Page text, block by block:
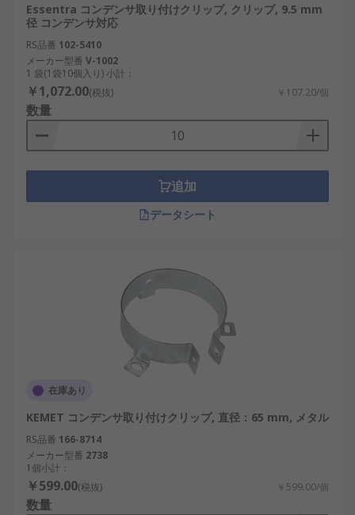
Essentra コンデンサ取り付けクリップ, クリップ, 9.5 mm
径 コンデンサ対応
RS品番 102-5410
メーカー型番 V-1002
1 袋(1袋10個入り) 小計：
￥1,072.00(税抜) ￥107.20/個
数量
追加
データシート
在庫あり
KEMET コンデンサ取り付けクリップ, 直径：65 mm, メタル
RS品番 166-8714
メーカー型番 2738
1個小計：
￥599.00(税抜) ￥599.00/個
数量